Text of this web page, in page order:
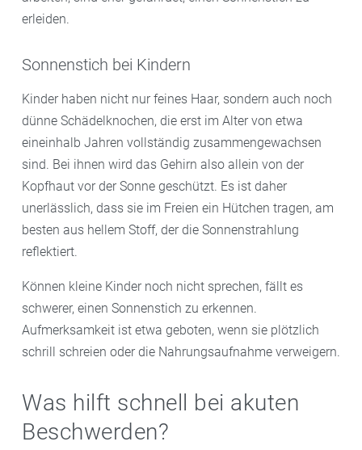
erleiden.
Sonnenstich bei Kindern
Kinder haben nicht nur feines Haar, sondern auch noch
dünne Schädelknochen, die erst im Alter von etwa
eineinhalb Jahren vollständig zusammengewachsen
sind. Bei ihnen wird das Gehirn also allein von der
Kopfhaut vor der Sonne geschützt. Es ist daher
unerlässlich, dass sie im Freien ein Hütchen tragen, am
besten aus hellem Stoff, der die Sonnenstrahlung
reflektiert.
Können kleine Kinder noch nicht sprechen, fällt es
schwerer, einen Sonnenstich zu erkennen.
Aufmerksamkeit ist etwa geboten, wenn sie plötzlich
schrill schreien oder die Nahrungsaufnahme verweigern.
Was hilft schnell bei akuten
Beschwerden?